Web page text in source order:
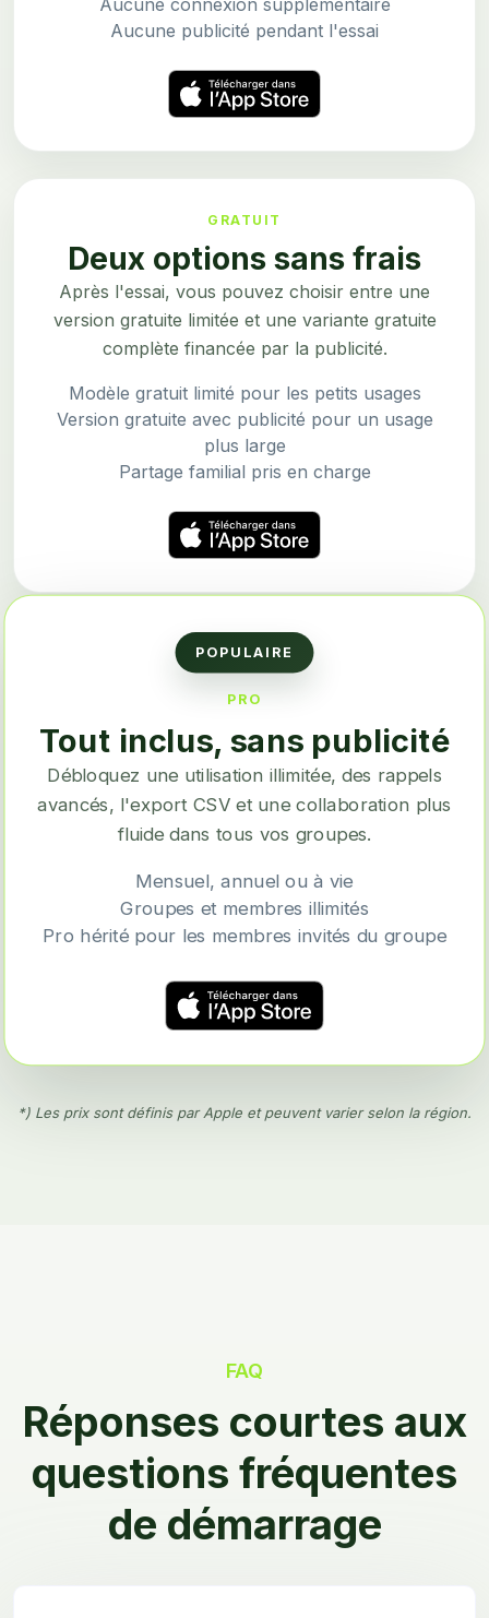
Aucune connexion supplémentaire
Aucune publicité pendant l'essai
GRATUIT
Deux options sans frais
Après l'essai, vous pouvez choisir entre une
version gratuite limitée et une variante gratuite
complète financée par la publicité.
Modèle gratuit limité pour les petits usages
Version gratuite avec publicité pour un usage
plus large
Partage familial pris en charge
POPULAIRE
PRO
Tout inclus, sans publicité
Débloquez une utilisation illimitée, des rappels
avancés, l'export CSV et une collaboration plus
fluide dans tous vos groupes.
Mensuel, annuel ou à vie
Groupes et membres illimités
Pro hérité pour les membres invités du groupe
*) Les prix sont définis par Apple et peuvent varier selon la région.
FAQ
Réponses courtes aux
questions fréquentes
de démarrage